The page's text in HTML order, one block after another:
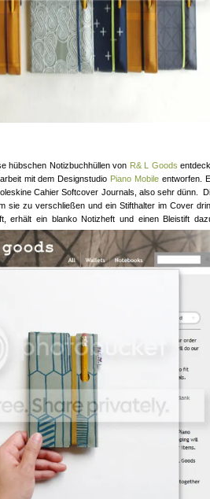
hübschen Notizbuchhüllen von R& L Goods
mit dem Designstudio Piano Mobile entworfen.
Cahier Softcover Journals, also sehr dünn.
sie zu verschließen und ein Stifthalter im Cover
erhält ein blanko Notizheft und einen Bleistift